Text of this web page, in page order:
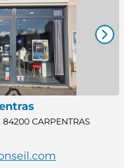
CARPENTRAS